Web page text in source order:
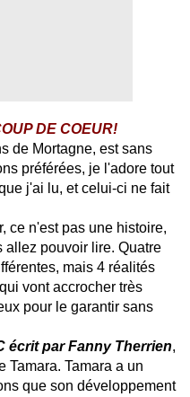
DE COEUR!
de Mortagne, est sans
préférées, je l'adore tout
j'ai lu, et celui-ci ne fait
ce n'est pas une histoire,
allez pouvoir lire. Quatre
mais 4 réalités
vont accrocher très
pour le garantir sans
écrit par Fanny Therrien,
Tamara. Tamara a un
que son développement